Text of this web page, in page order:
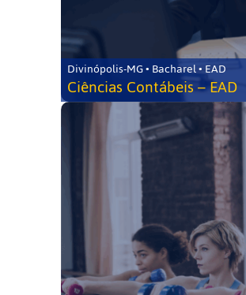
Divinópolis-MG • Bacharel • EAD
Ciências Contábeis – EAD